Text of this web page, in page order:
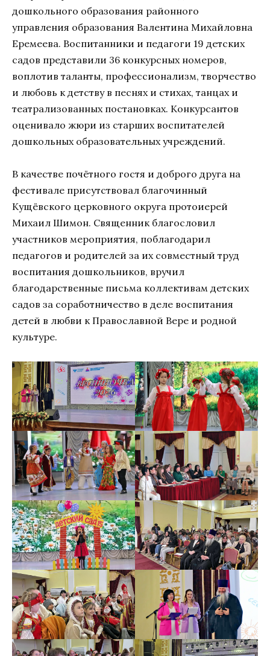
дошкольного образования районного
управления образования Валентина Михайловна
Еремеева. Воспитанники и педагоги 19 детских
садов представили 36 конкурсных номеров,
воплотив таланты, профессионализм, творчество
и любовь к детству в песнях и стихах, танцах и
театрализованных постановках. Конкурсантов
оценивало жюри из старших воспитателей
дошкольных образовательных учреждений.
В качестве почётного гостя и доброго друга на
фестивале присутствовал благочинный
Кущёвского церковного округа протоиерей
Михаил Шимон. Священник благословил
участников мероприятия, поблагодарил
педагогов и родителей за их совместный труд
воспитания дошкольников, вручил
благодарственные письма коллективам детских
садов за соработничество в деле воспитания
детей в любви к Православной Вере и родной
культуре.